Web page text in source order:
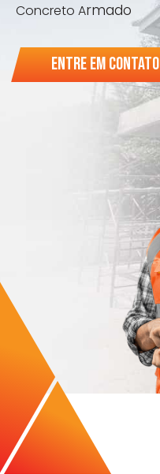
Concreto Armado
ENTRE EM CONTATO